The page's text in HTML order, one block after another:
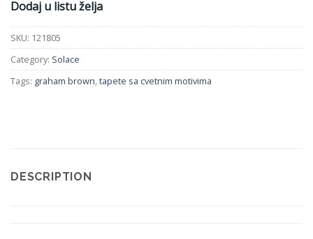
Dodaj u listu želja
SKU: 121805
Category: Solace
Tags: graham brown,tapete sa cvetnim motivima
DESCRIPTION